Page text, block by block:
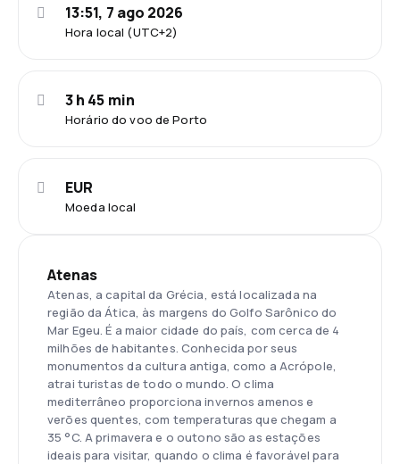
Hora local (UTC+2)
13:51, 7 ago 2026
Horário do voo de Porto
3 h 45 min
Moeda local
EUR
Atenas
Atenas, a capital da Grécia, está localizada na
região da Ática, às margens do Golfo Sarônico do
Mar Egeu. É a maior cidade do país, com cerca de 4
milhões de habitantes. Conhecida por seus
monumentos da cultura antiga, como a Acrópole,
atrai turistas de todo o mundo. O clima
mediterrâneo proporciona invernos amenos e
verões quentes, com temperaturas que chegam a
35 °C. A primavera e o outono são as estações
ideais para visitar, quando o clima é favorável para